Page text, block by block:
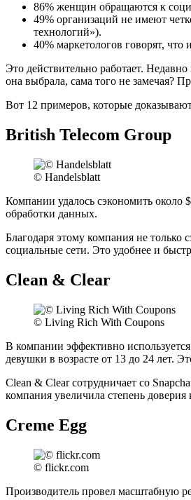
86% женщин обращаются к
49% организаций не имеют
технологий»).
40% маркетологов говорят, что
Это действительно работает.
она выбрала, сама того не замечая?
Вот 12 примеров, которые
British Telecom Group
© Handelsblatt
Компании удалось сэкономить около
обработки данных.
Благодаря этому компания не
социальные сети. Это удобнее и
Clean & Clear
© Living Rich With Coupons
В компании эффективно
девушки в возрасте от 13 до 24 лет.
Clean & Clear сотрудничает со
компания увеличила степень
Creme Egg
© flickr.com
Производитель провел масштабную